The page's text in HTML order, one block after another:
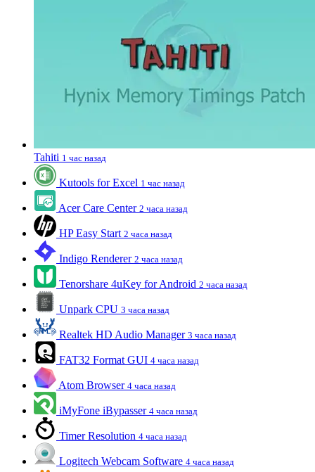
Tahiti 1 час назад
Kutools for Excel 1 час назад
Acer Care Center 2 часа назад
HP Easy Start 2 часа назад
Indigo Renderer 2 часа назад
Tenorshare 4uKey for Android 2 часа назад
Unpark CPU 3 часа назад
Realtek HD Audio Manager 3 часа назад
FAT32 Format GUI 4 часа назад
Atom Browser 4 часа назад
iMyFone iBypasser 4 часа назад
Timer Resolution 4 часа назад
Logitech Webcam Software 4 часа назад